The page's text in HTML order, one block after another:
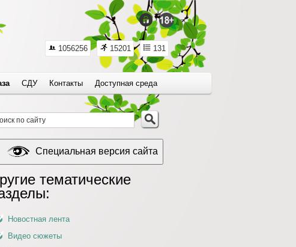
1056256 15201 131
СДУ Контакты Доступная среда
Специальная версия сайта
тематические
Новостная лента
Видео сюжеты